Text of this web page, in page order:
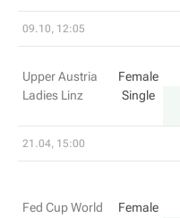
09.10, 12:05
Upper Austria
Ladies Linz
Female
Single
21.04, 15:00
Fed Cup World
Female